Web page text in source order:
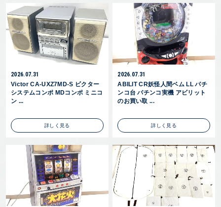
2026.07.31
Victor CA-UXZ7MD-S ビクター
システムコンポ MDコンポ ミニコ
ン ...
詳しく見る
2026.07.31
ABILIT CR妖怪人間ベム LL パチ
ンコ台 パチンコ実機 アビリット
のお買い取 ...
詳しく見る